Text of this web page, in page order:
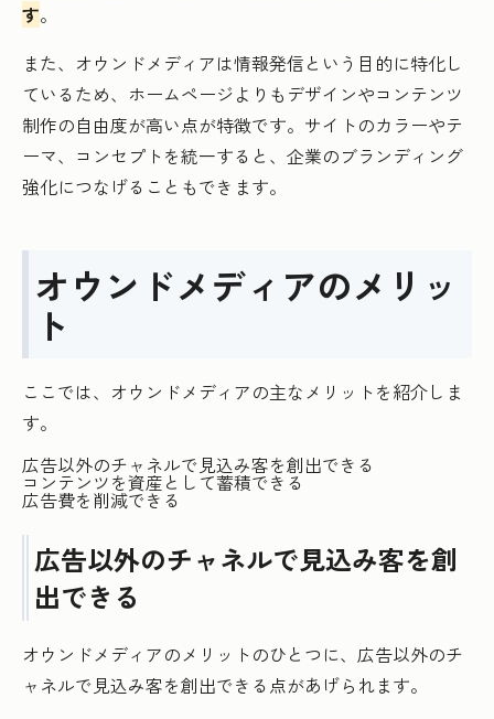
す。
また、オウンドメディアは情報発信という目的に特化し
ているため、ホームページよりもデザインやコンテンツ
制作の自由度が高い点が特徴です。サイトのカラーやテ
ーマ、コンセプトを統一すると、企業のブランディング
強化につなげることもできます。
オウンドメディアのメリッ
ト
ここでは、オウンドメディアの主なメリットを紹介しま
す。
広告以外のチャネルで見込み客を創出できる
コンテンツを資産として蓄積できる
広告費を削減できる
広告以外のチャネルで見込み客を創
出できる
オウンドメディアのメリットのひとつに、広告以外のチ
ャネルで見込み客を創出できる点があげられます。